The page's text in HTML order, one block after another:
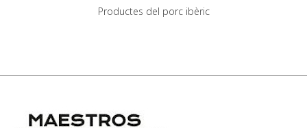
Productes del porc ibèric